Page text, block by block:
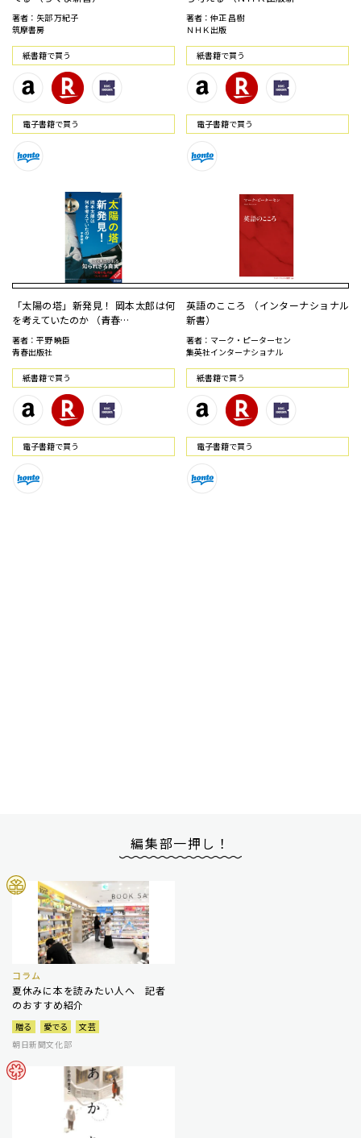
著者：矢部 万紀子
筑摩書房
紙書籍で買う
電⼦書籍で買う
著者：仲正 昌樹
ＮＨＫ出版
紙書籍で買う
電⼦書籍で買う
「太陽の塔」新発見！ 岡本太郎は何
を考えていたのか （青春…
著者：平野 暁臣
青春出版社
紙書籍で買う
電⼦書籍で買う
英語のこころ （インターナショナル
新書）
著者：マーク・ピーターセン
集英社インターナショナル
紙書籍で買う
電⼦書籍で買う
編集部一押し！
コラム
夏休みに本を読みたい人へ 記者
のおすすめ紹介
贈る 愛でる
文芸
朝日新聞文化部